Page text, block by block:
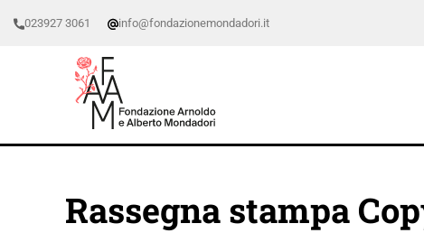
023927 3061 info@fondazionemondadori.it
Rassegna stampa